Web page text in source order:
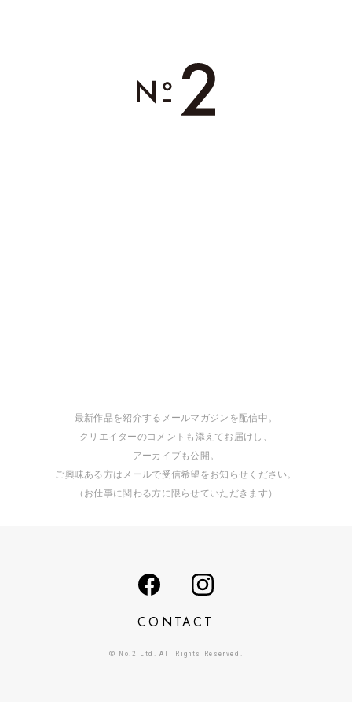
最新作品を紹介するメールマガジンを配信中。
クリエイターのコメントも添えてお届けし、
アーカイブも公開。
ご興味ある方はメールで受信希望をお知らせください。
（お仕事に関わる方に限らせていただきます）
CONTACT
© No.2 Ltd. All Rights Reserved.